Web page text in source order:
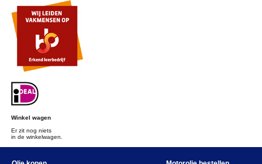
Winkel wagen
Er zit nog niets
in de winkelwagen.